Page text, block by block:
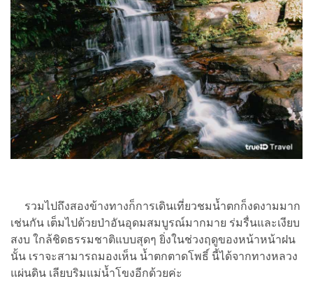
รวมไปถึงสองข้างทางก็การเดินเที่ยวชมน้ำตกก็งดงามมาก
เช่นกัน เต็มไปด้วยป่าอันอุดมสมบูรณ์มากมาย ร่มรื่นและเงียบ
สงบ ใกล้ชิดธรรมชาติแบบสุดๆ ยิ่งในช่วงฤดูของหน้าหน้าฝน
นั้น เราจะสามารถมองเห็น น้ำตกตาดโพธิ์ นี้ได้จากทางหลวง
แผ่นดิน เลียบริมแม่น้ำโขงอีกด้วยค่ะ